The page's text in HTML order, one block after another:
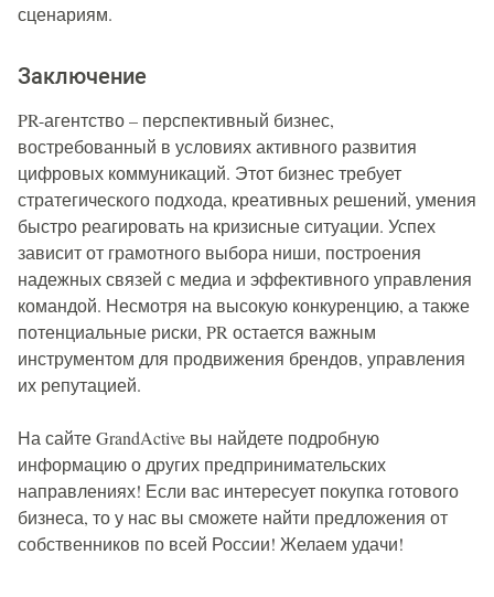
сценариям.
Заключение
PR-агентство – перспективный бизнес,
востребованный в условиях активного развития
цифровых коммуникаций. Этот бизнес требует
стратегического подхода, креативных решений, умения
быстро реагировать на кризисные ситуации. Успех
зависит от грамотного выбора ниши, построения
надежных связей с медиа и эффективного управления
командой. Несмотря на высокую конкуренцию, а также
потенциальные риски, PR остается важным
инструментом для продвижения брендов, управления
их репутацией.
На сайте GrandActive вы найдете подробную
информацию о других предпринимательских
направлениях! Если вас интересует покупка готового
бизнеса, то у нас вы сможете найти предложения от
собственников по всей России! Желаем удачи!